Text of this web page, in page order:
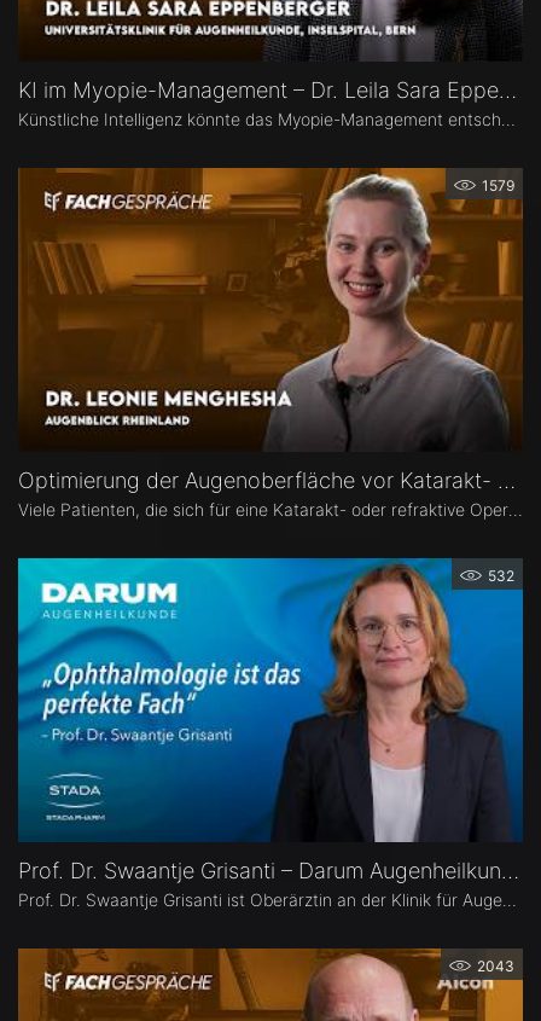
KI im Myopie-Management – Dr. Leila Sara Eppenberger
1579
Optimierung der Augenoberfläche vor Katarakt- und Refraktiver Operation – Dr. Leonie Menghesha
532
Prof. Dr. Swaantje Grisanti – Darum Augenheilkunde
2043